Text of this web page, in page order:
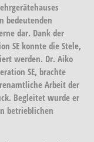
bedeutenden
dar. Dank der
SE konnte die Stele,
werden. Dr. Aiko
SE, brachte
Arbeit der
Begleitet wurde er
betrieblichen